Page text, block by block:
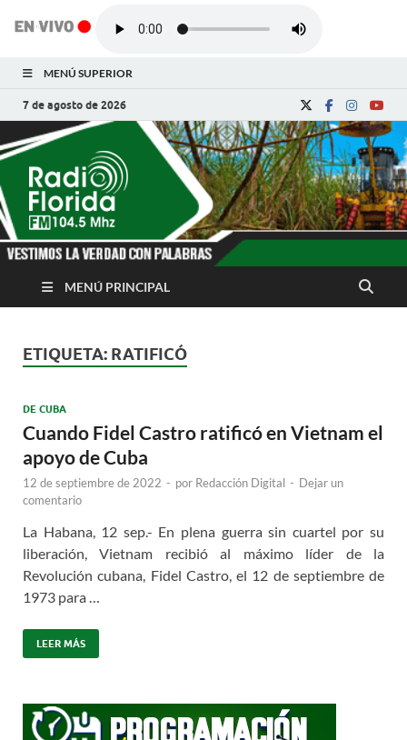
MENÚ SUPERIOR
7 de agosto de 2026
Radio Florida de
Cuba
Noticias y Actualidades de Florida, Camagüey,
MENÚ PRINCIPAL
ETIQUETA: RATIFICÓ
DE CUBA
Cuando Fidel Castro ratificó en Vietnam el
apoyo de Cuba
12 de septiembre de 2022 - por Redacción Digital - Dejar un
comentario
La Habana, 12 sep.- En plena guerra sin cuartel por su
liberación, Vietnam recibió al máximo líder de la
Revolución cubana, Fidel Castro, el 12 de septiembre de
1973 para …
LEER MÁS